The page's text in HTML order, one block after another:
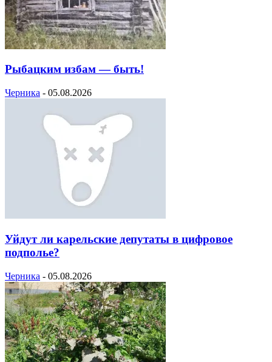
Рыбацким избам — быть!
Черника - 05.08.2026
Уйдут ли карельские депутаты в цифровое
подполье?
Черника - 05.08.2026